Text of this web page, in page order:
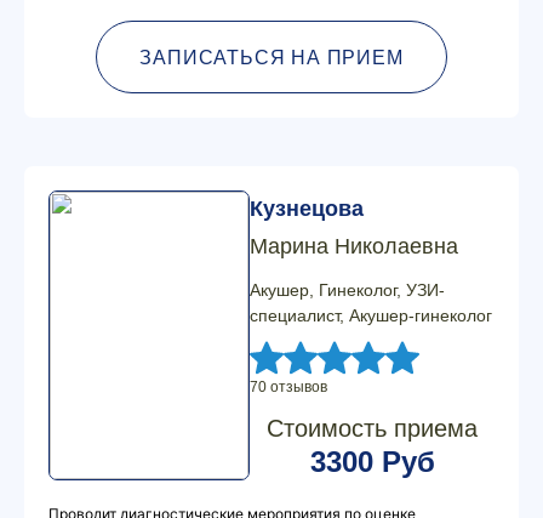
ЗАПИСАТЬСЯ НА ПРИЕМ
Кузнецова
Марина Николаевна
Акушер, Гинеколог, УЗИ-
специалист, Акушер-гинеколог
70 отзывов
Стоимость приема
3300 Руб
Проводит диагностические мероприятия по оценке